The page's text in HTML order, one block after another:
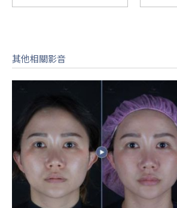
其他相關影音